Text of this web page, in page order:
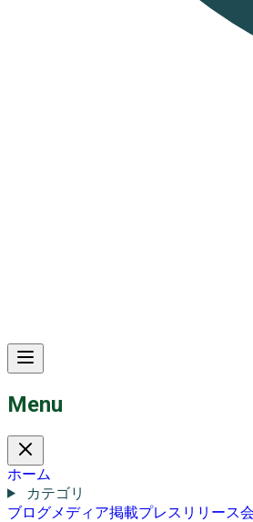
Menu
ホーム
カテゴリ
ブログメディア掲載プレスリリース